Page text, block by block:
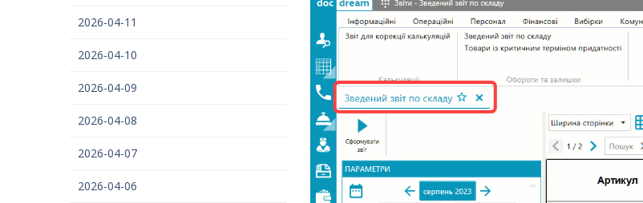
2026-04-11
2026-04-10
2026-04-09
2026-04-08
2026-04-07
2026-04-06